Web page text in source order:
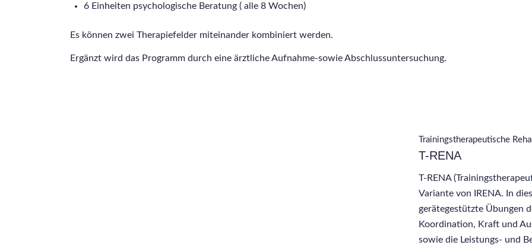
6 Einheiten psychologische Beratung ( alle 8 Wochen)
Es können zwei Therapiefelder miteinander kombiniert werden.
Ergänzt wird das Programm durch eine ärztliche Aufnahme-sowie Abschlussuntersuchung.
Trainingstherapeutische
T-RENA
T-RENA
Variante von IRENA. In
gerätegestützte Übungen
Koordination, Kraft und
sowie die Leistungs- und